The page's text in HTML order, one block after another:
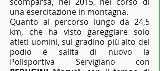
una esercitazione in montagna.
Quanto al percorso lungo da 24,5
km, che ha visto gareggiare solo
atleti uomini, sul gradino più alto del
podio è salita di nuovo la
Polisportiva Servigiano con